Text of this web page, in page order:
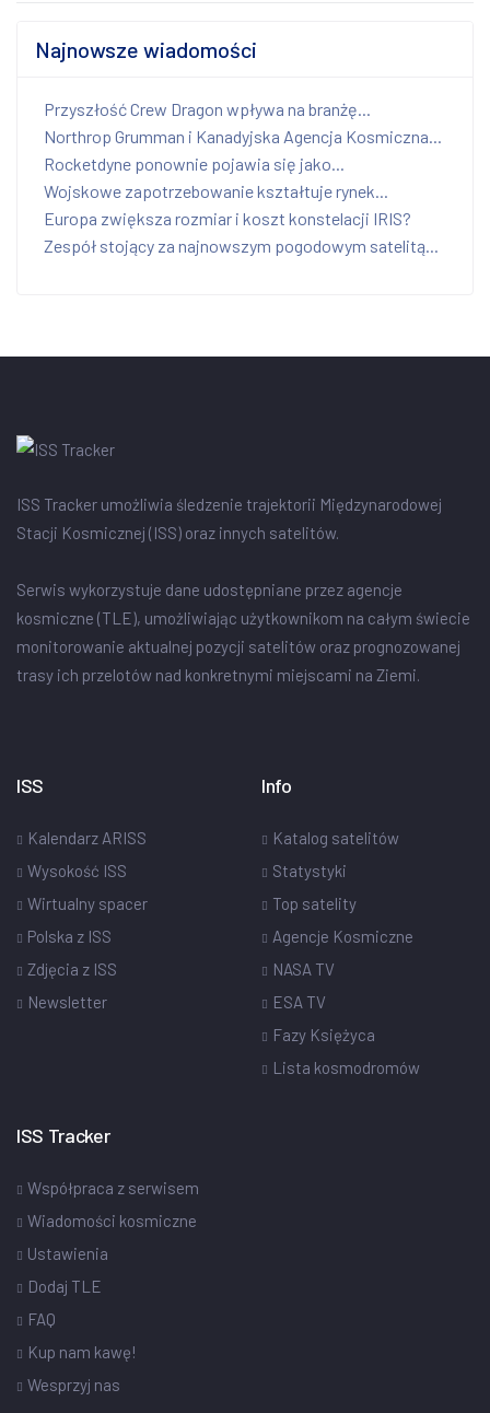
Najnowsze wiadomości
Przyszłość Crew Dragon wpływa na branżę...
Northrop Grumman i Kanadyjska Agencja Kosmiczna...
Rocketdyne ponownie pojawia się jako...
Wojskowe zapotrzebowanie kształtuje rynek...
Europa zwiększa rozmiar i koszt konstelacji IRIS?
Zespół stojący za najnowszym pogodowym satelitą...
ISS Tracker umożliwia śledzenie trajektorii Międzynarodowej
Stacji Kosmicznej (ISS) oraz innych satelitów.
Serwis wykorzystuje dane udostępniane przez agencje
kosmiczne (TLE), umożliwiając użytkownikom na całym świecie
monitorowanie aktualnej pozycji satelitów oraz prognozowanej
trasy ich przelotów nad konkretnymi miejscami na Ziemi.
ISS
Kalendarz ARISS
Wysokość ISS
Wirtualny spacer
Polska z ISS
Zdjęcia z ISS
Newsletter
Info
Katalog satelitów
Statystyki
Top satelity
Agencje Kosmiczne
NASA TV
ESA TV
Fazy Księżyca
Lista kosmodromów
ISS Tracker
Współpraca z serwisem
Wiadomości kosmiczne
Ustawienia
Dodaj TLE
FAQ
Kup nam kawę!
Wesprzyj nas